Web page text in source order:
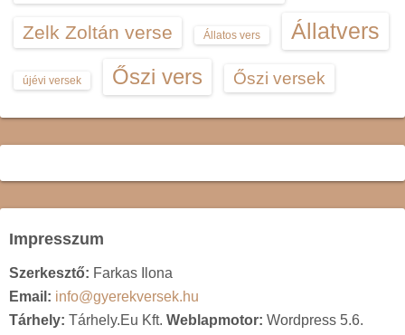
Zelk Zoltán verse Állatos vers Állatvers
újévi versek Őszi vers Őszi versek
Impresszum
Szerkesztő: Farkas Ilona
Email: info@gyerekversek.hu
Tárhely: Tárhely.Eu Kft. Weblapmotor: Wordpress 5.6.